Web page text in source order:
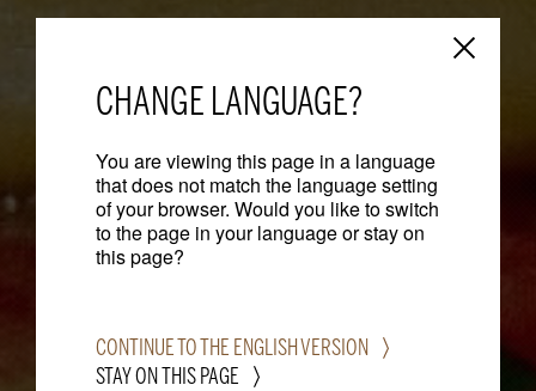
CHANGE LANGUAGE?
You are viewing this page in a language
that does not match the language setting
of your browser. Would you like to switch
to the page in your language or stay on
this page?
CONTINUE TO THE ENGLISH VERSION
STAY ON THIS PAGE